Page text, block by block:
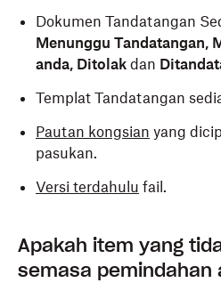
Dokumen Tandatangan
Menunggu Tandatangan,
anda, Ditolak dan
Templat Tandatangan
Pautan kongsian yang
pasukan.
Versi terdahulu fail.
Apakah item yang
semasa pemindahan